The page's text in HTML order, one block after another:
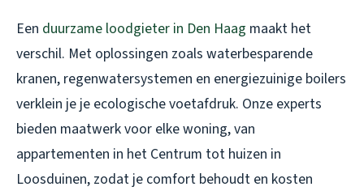
Een duurzame loodgieter in Den Haag maakt het
verschil. Met oplossingen zoals waterbesparende
kranen, regenwatersystemen en energiezuinige boilers
verklein je je ecologische voetafdruk. Onze experts
bieden maatwerk voor elke woning, van
appartementen in het Centrum tot huizen in
Loosduinen, zodat je comfort behoudt en kosten